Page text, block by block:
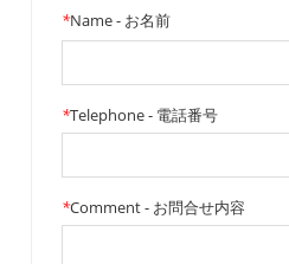
*Name - お名前
*Telephone - 電話番号
*Comment - お問合せ内容